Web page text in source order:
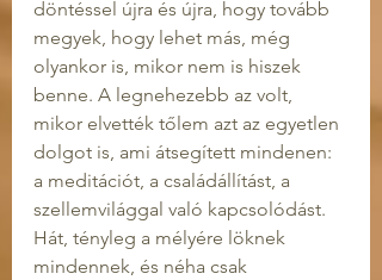
döntéssel újra és újra, hogy tovább
megyek, hogy lehet más, még
olyankor is, mikor nem is hiszek
benne. A legnehezebb az volt,
mikor elvették tőlem azt az egyetlen
dolgot is, ami átsegített mindenen:
a meditációt, a családállítást, a
szellemvilággal való kapcsolódást.
Hát, tényleg a mélyére löknek
mindennek, és néha csak